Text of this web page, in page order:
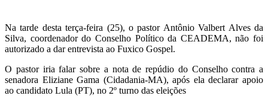
Na tarde desta terça-feira (25), o pastor Antônio Valbert Alves da
Silva, coordenador do Conselho Político da CEADEMA, não foi
autorizado a dar entrevista ao Fuxico Gospel.
O pastor iria falar sobre a nota de repúdio do Conselho contra a
senadora Eliziane Gama (Cidadania-MA), após ela declarar apoio
ao candidato Lula (PT), no 2º turno das eleições